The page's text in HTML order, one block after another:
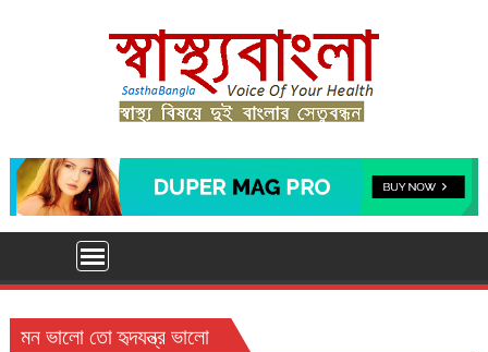
মন ভালো তো হৃদযন্ত্র ভালো